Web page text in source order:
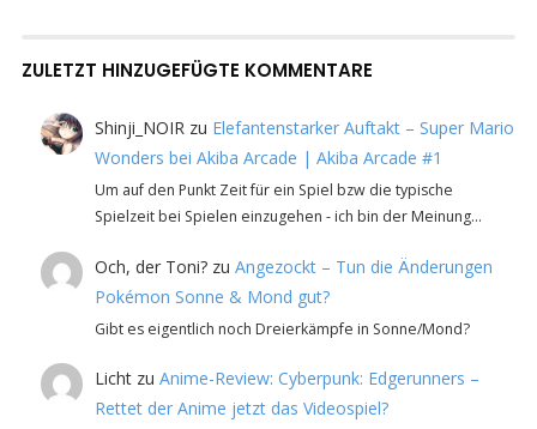
ZULETZT HINZUGEFÜGTE KOMMENTARE
Shinji_NOIR zu Elefantenstarker Auftakt – Super Mario
Wonders bei Akiba Arcade | Akiba Arcade #1
Um auf den Punkt Zeit für ein Spiel bzw die typische
Spielzeit bei Spielen einzugehen - ich bin der Meinung…
Och, der Toni? zuAngezockt – Tun die Änderungen
Pokémon Sonne & Mond gut?
Gibt es eigentlich noch Dreierkämpfe in Sonne/Mond?
Licht zuAnime-Review: Cyberpunk: Edgerunners –
Rettet der Anime jetzt das Videospiel?